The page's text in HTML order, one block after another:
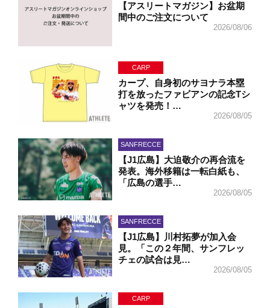
【アスリートマガジン】お盆期
間中のご注文について
2026/08/06
CARP
カープ、自身初のサヨナラ本塁
打を放ったファビアンの記念Tシ
ャツを発売！…
2026/08/05
SANFRECCE
【J1広島】大迫敬介の再合流を
発表。海外移籍は一転白紙も、
「広島の選手…
2026/08/05
SANFRECCE
【J1広島】川村拓夢が加入会
見。「この２年間、サンフレッ
チェの試合は見…
2026/08/05
CARP